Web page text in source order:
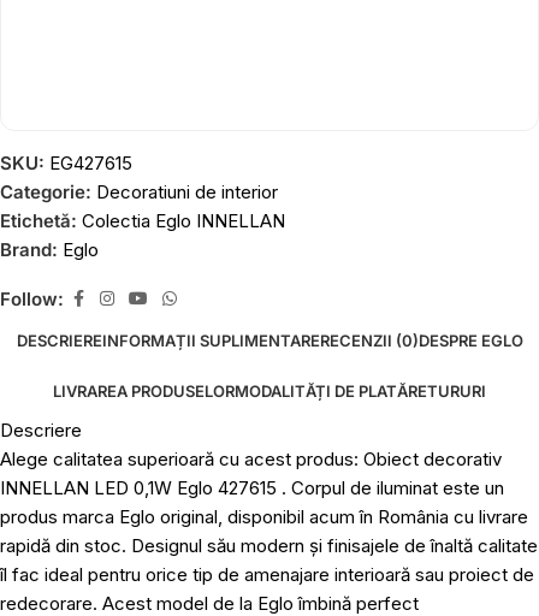
SKU: EG427615
Categorie: Decoratiuni de interior
Etichetă: Colectia Eglo INNELLAN
Brand: Eglo
Follow:
DESCRIEREINFORMAȚII SUPLIMENTARERECENZII (0)DESPRE EGLO
LIVRAREA PRODUSELORMODALITĂȚI DE PLATĂRETURURI
Descriere
Alege calitatea superioară cu acest produs: Obiect decorativ
INNELLAN LED 0,1W Eglo 427615 . Corpul de iluminat este un
produs marca Eglo original, disponibil acum în România cu livrare
rapidă din stoc. Designul său modern și finisajele de înaltă calitate
îl fac ideal pentru orice tip de amenajare interioară sau proiect de
redecorare. Acest model de la Eglo îmbină perfect